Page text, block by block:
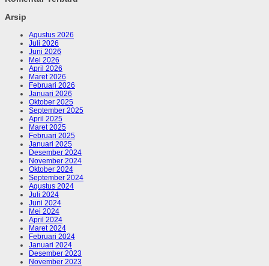
Arsip
Agustus 2026
Juli 2026
Juni 2026
Mei 2026
April 2026
Maret 2026
Februari 2026
Januari 2026
Oktober 2025
September 2025
April 2025
Maret 2025
Februari 2025
Januari 2025
Desember 2024
November 2024
Oktober 2024
September 2024
Agustus 2024
Juli 2024
Juni 2024
Mei 2024
April 2024
Maret 2024
Februari 2024
Januari 2024
Desember 2023
November 2023